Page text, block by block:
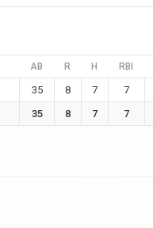
AB R H RBI
35 8 7 7
35 8 7 7